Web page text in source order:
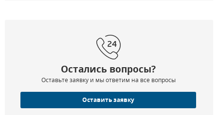
Остались вопросы?
Оставьте заявку и мы ответим на все вопросы
Оставить заявку